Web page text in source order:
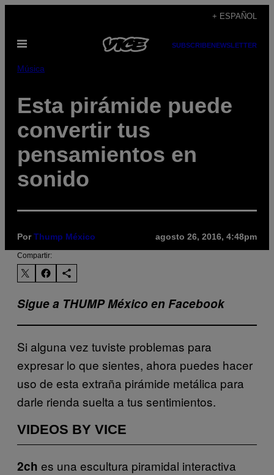
contenido
+ ESPAÑOL
Abrir
SUBSCRIBENEWSLETTER
Música
Esta pirámide puede
convertir tus
pensamientos en
sonido
PorThump México agosto 26, 2016, 4:48pm
Compartir:
Sigue a THUMP México en Facebook
Si alguna vez tuviste problemas para
expresar lo que sientes, ahora puedes hacer
uso de esta extraña pirámide metálica para
darle rienda suelta a tus sentimientos.
VIDEOS BY VICE
2ch es una escultura piramidal interactiva